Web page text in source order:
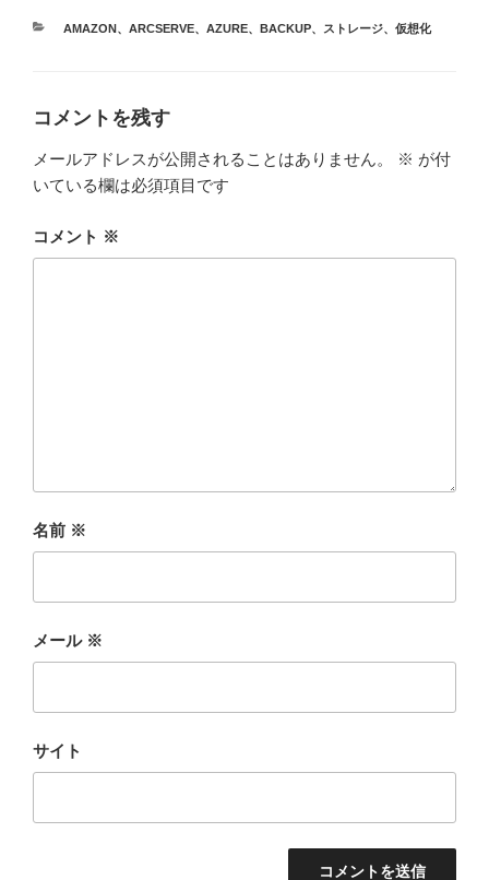
カ
AMAZON、 ARCSERVE、 AZURE、 BACKUP、 ストレージ、 仮想化
コメントを残す
メールアドレスが公開されることはありません。 ※ が付
いている欄は必須項目です
コメント ※
名前 ※
メール ※
サイト